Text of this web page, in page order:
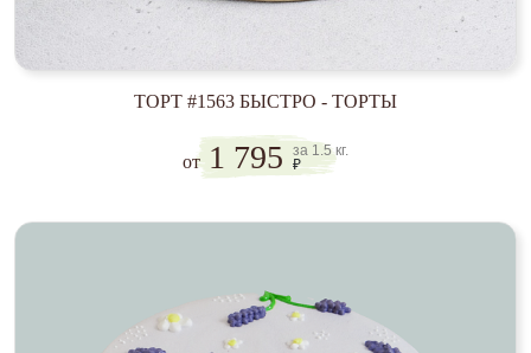
ТОРТ #1563 БЫСТРО - ТОРТЫ
от1 795
за 1.5 кг.
₽